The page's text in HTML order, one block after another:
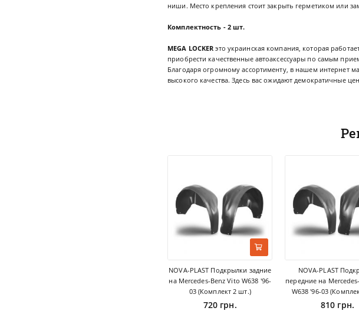
ниши. Место крепления стоит закрыть герметиком или
Комплектность - 2 шт.
MEGA LOCKER это украинская компания, которая
приобрести качественные автоаксессуары по самым
Благодаря огромному ассортименту, в нашем интернет
высокого качества. Здесь вас ожидают демократичные
NOVA-PLAST Подкрылки задние
на Mercedes-Benz Vito W638 '96-
03 (Комплект 2 шт.)
720 грн.
NOVA-PLAST
передние на
W638 '96-03
810 грн.